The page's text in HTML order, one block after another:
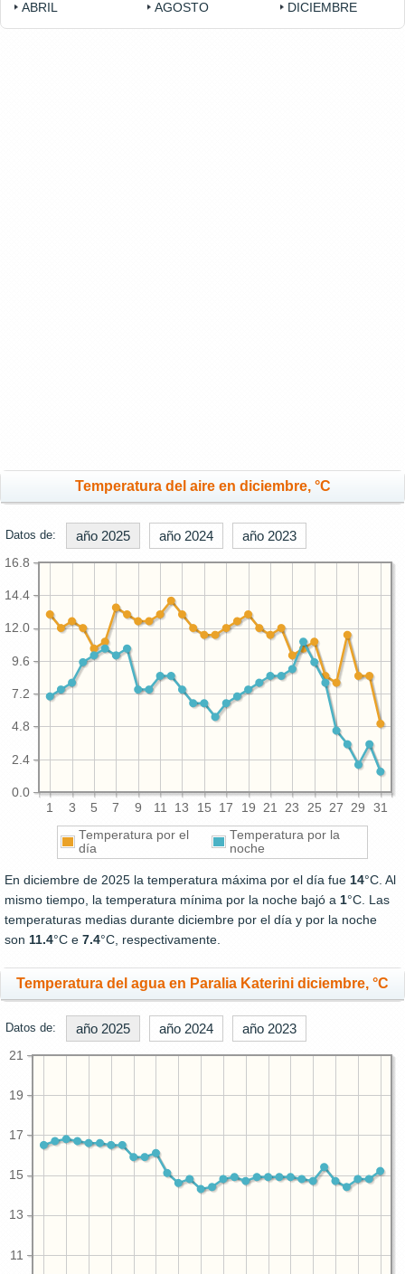
ABRIL
AGOSTO
DICIEMBRE
Temperatura del aire en diciembre, °C
Datos de: año 2025 año 2024 año 2023
1 3 5 7 9 11 13 15 17 19 21 23 25 27 29 31
0.0
2.4
4.8
7.2
9.6
12.0
14.4
16.8
Temperatura por el
día
Temperatura por la
noche
En diciembre de 2025 la temperatura máxima por el día fue 14°C. Al
mismo tiempo, la temperatura mínima por la noche bajó a 1°C. Las
temperaturas medias durante diciembre por el día y por la noche
son 11.4°C e 7.4°C, respectivamente.
Temperatura del agua en Paralia Katerini diciembre, °C
Datos de: año 2025 año 2024 año 2023
11
13
15
17
19
21